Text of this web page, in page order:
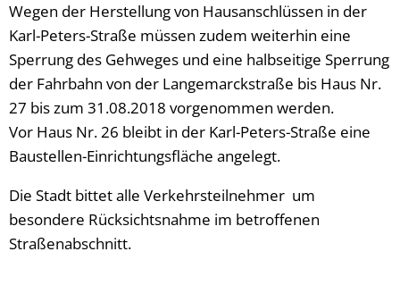
Wegen der Herstellung von Hausanschlüssen in der
Karl-Peters-Straße müssen zudem weiterhin eine
Sperrung des Gehweges und eine halbseitige Sperrung
der Fahrbahn von der Langemarckstraße bis Haus Nr.
27 bis zum 31.08.2018 vorgenommen werden.
Vor Haus Nr. 26 bleibt in der Karl-Peters-Straße eine
Baustellen-Einrichtungsfläche angelegt.
Die Stadt bittet alle Verkehrsteilnehmer um
besondere Rücksichtsnahme im betroffenen
Straßenabschnitt.